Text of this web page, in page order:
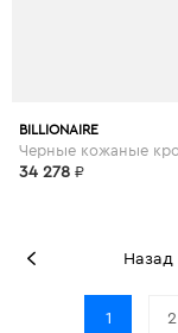
BILLIONAIRE
34 278 ₽
Назад
1 2